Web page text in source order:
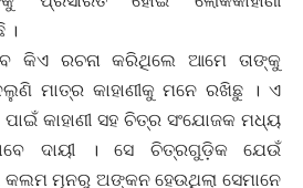
।
କିଏ ରଚନା କରିଥିଲେ ଆମେ ତାଙ୍କୁ
ମାତ୍ର କାହାଣୀକୁ ମନେ ରଖିଛୁ । ଏ
କାହାଣୀ ସହ ଚିତ୍ର ସଂଯୋଜକ ମଧ୍ୟ
ଦାୟୀ । ସେ ଚିତ୍ରଗୁଡ଼ିକ ଯେଉଁ
ମୂନରୁ ଅଙ୍କନ ହେଉଥିଲା ସେମାନେ